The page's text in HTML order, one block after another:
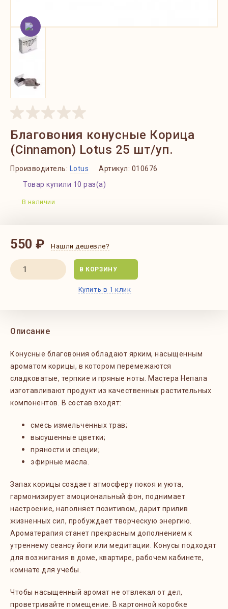
Благовония конусные Корица
(Cinnamon) Lotus 25 шт/уп.
Производитель: Lotus Артикул: 010676
Товар купили 10 раз(а)
В наличии
550 ₽ Нашли дешевле?
В КОРЗИНУ
Купить в 1 клик
Описание
Конусные благовония обладают ярким, насыщенным
ароматом корицы, в котором перемежаются
сладковатые, терпкие и пряные ноты. Мастера Непала
изготавливают продукт из качественных растительных
компонентов. В состав входят:
смесь измельченных трав;
высушенные цветки;
пряности и специи;
эфирные масла.
Запах корицы создает атмосферу покоя и уюта,
гармонизирует эмоциональный фон, поднимает
настроение, наполняет позитивом, дарит прилив
жизненных сил, пробуждает творческую энергию.
Ароматерапия станет прекрасным дополнением к
утреннему сеансу йоги или медитации. Конусы подходят
для возжигания в доме, квартире, рабочем кабинете,
комнате для учебы.
Чтобы насыщенный аромат не отвлекал от дел,
проветривайте помещение. В картонной коробке